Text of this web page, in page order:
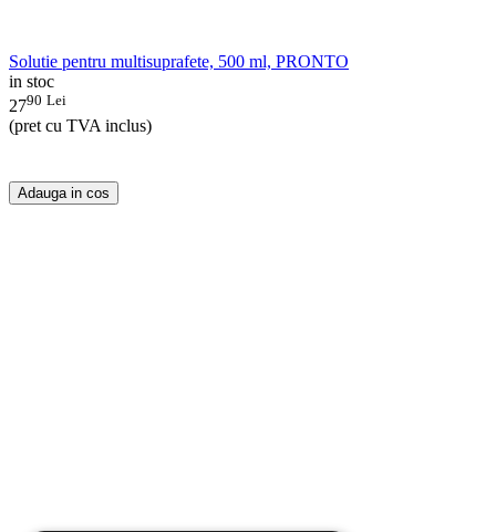
Solutie pentru multisuprafete, 500 ml, PRONTO
in stoc
2790 Lei
(pret cu TVA inclus)
Adauga in cos